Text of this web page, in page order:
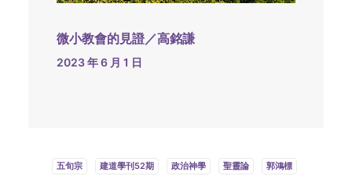
微小教會的見證／高銘謙
2023 年 6 月 1 日
五旬宗 建道學刊52期 政治神學 聖靈論 郭鴻標